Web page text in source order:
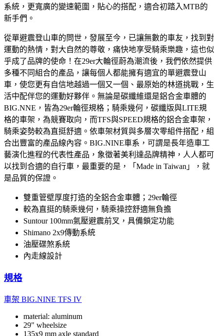
系統，更寬廣的變速範圍，貼心的搭配，適合初踏入MTB的
新手們。
從單避震登山車的問世，發展至今，已讓無數的車友，找到對
運動的熱情，對大自然的尊敬，痛快地享受騎乘樂趣，這也似
乎成了品牌的使命！在29er大輪徑蔚為潮流後，我們依然提供
多種不同組合的產品，讓每個人都能擁有適宜的單避震登山
車，使您更有自信地越過一個又一個、最原始的林道挑戰，生
活中配伴您的運動好夥伴。無論是碳纖維還是鋁合金車體的
BIG.NNE，皆為29er輪徑規格；騎乘幾何，碳纖版與LITE規
格的車架，為競賽取向，而TFS與SPEED規格的鋁合金車架，
騎乘姿勢較為直挺舒適。依車架材質與多層次零組件搭配，組
合出豐富的產品線內容。BIG.NINE車系，可謂是長年造車工
藝演化進程的代表性產品，象徵著美利達品牌精神，人人都可
以找到合適的自行車，最重要的是，「Made in Taiwan」，就
是品質的保證。
雙重管壁厚度打造的全鋁合金車體；29er輪徑
較為直挺的騎乘幾何，騎乘操控舒適無負擔
Suntour 100mm氣壓避震前叉，具備鎖定功能
Shimano 2x9傳動系統
油壓碟煞系統
內走線設計
規格
車架 BIG.NINE TFS IV
material: aluminum
29" wheelsize
135x9 mm axle standard